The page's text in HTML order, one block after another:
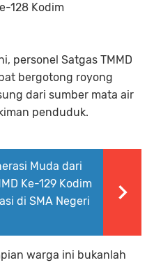
128 Kodim
personel Satgas TMMD
bergotong royong
dari sumber mata air
penduduk.
Muda dari
Ke-129 Kodim
di SMA Negeri
warga ini bukanlah